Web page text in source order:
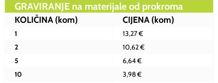
GRAVIRANJE na materijale od prokroma
KOLIČINA (kom) CIJENA (kom)
1
13,27 €
2
10,62 €
5
6,64 €
10
3,98 €